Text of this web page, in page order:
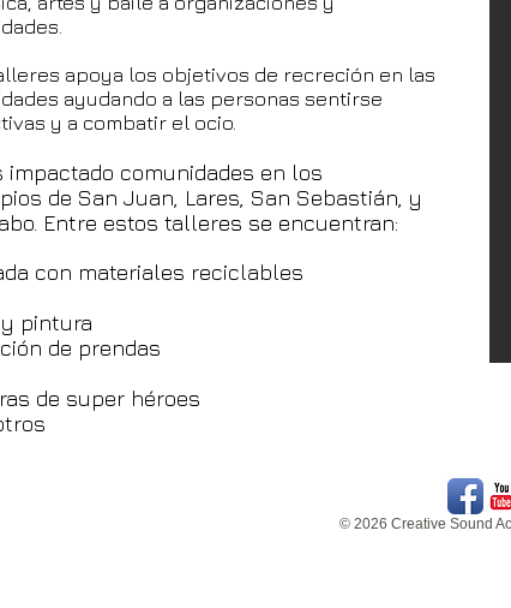
apoya los objetivos de recreción en las
ayudando a las personas sentirse
y a combatir el ocio.
impactado comunidades en los
de San Juan, Lares, San Sebastián, y
Entre estos talleres se encuentran:
con materiales reciclables
pintura
de prendas
de super héroes
© 2026 Creative Sound